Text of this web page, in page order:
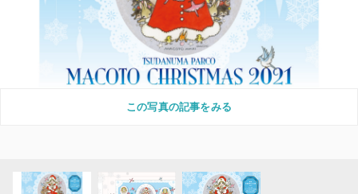
この写真の記事をみる